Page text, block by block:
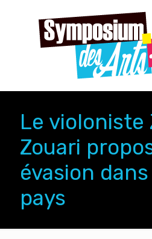
Le violoniste
Zouari
évasion
pays